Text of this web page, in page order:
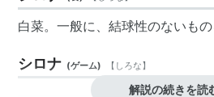
白菜。一般に、結球性のないもの
シロナ (ゲーム) 【 しろな】
解説の続きを読